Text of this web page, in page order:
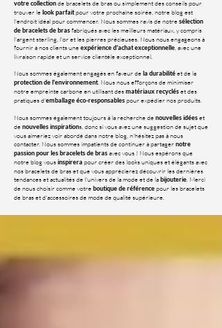
votre collectionde bracelets de bras ou simplement des conseils pour
trouver le look parfaitpour votre prochaine soirée, notre blog est
l'endroit idéal pour commencer. Nous sommes ravis de notresélection
de bracelets de brasfabriqués avec les meilleurs matériaux, y compris
l'argent sterling, l'or et les pierres précieuses. Nous nous engageons à
fournir à nos clients uneexpérience d'achat exceptionnelle, avec une
livraison rapide et un service clientèle exceptionnel.
Nous sommes également engagés en faveur de la durabilitéet de la
protection de l'environnement. Nous nous efforçons de minimiser
notre empreinte carbone en utilisant desmatériaux recycléset des
pratiques d'emballage éco-responsablespour expédier nos produits.
Nous sommes également toujours à la recherche denouvelles idéeset
denouvelles inspirations, donc si vous avez une suggestion de sujet que
vous aimeriez voir abordé dans notre blog, n'hésitez pas à nous
contacter. Nous sommes impatients de continuer à partagernotre
passion pour les bracelets de brasavec vous ! Nous espérons que
notre blog vousinspirerapour créer des looks uniques et élégants avec
nos bracelets de bras et que vous apprécierez découvrir les dernières
tendances et actualités de l'univers de la mode et de la bijouterie. Merci
de nous choisir comme votre boutique de référencepour les bracelets
de bras et d'accessoires de mode de qualité supérieure.